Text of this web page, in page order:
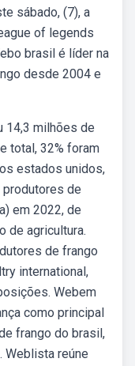
sábado, (7), a
of legends
brasil é líder na
desde 2004 e
14,3 milhões de
total, 32% foram
estados unidos,
de
em 2022, de
de agricultura.
de frango
international,
Webem
como principal
frango do brasil,
Weblista reúne